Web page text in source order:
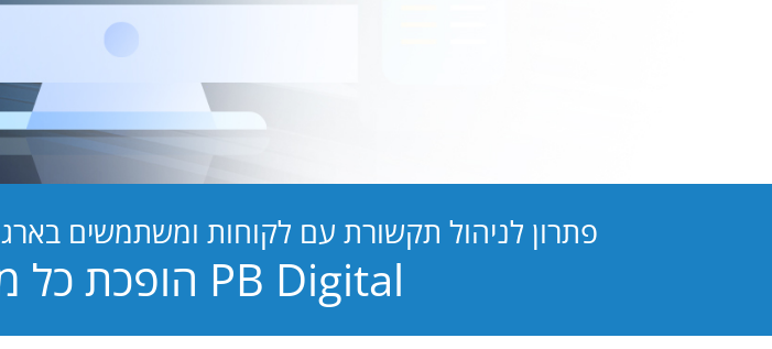
פתרון לניהול תקשורת עם לקוחות ומשתמשים
PB Digital הופכת כל מסמך וטופס, לחוויה!